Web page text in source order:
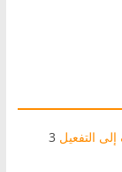
التفعيل 3